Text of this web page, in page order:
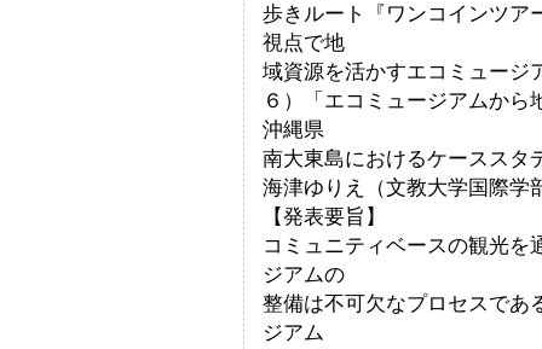
歩きルート『ワンコインツア
視点で地
域資源を活かすエコミュージ
６）「エコミュージアムか
沖縄県
南大東島におけるケースス
海津ゆりえ（文教大学国際学
【発表要旨】
コミュニティベースの観光を
ジアムの
整備は不可欠なプロセスであ
ジアム